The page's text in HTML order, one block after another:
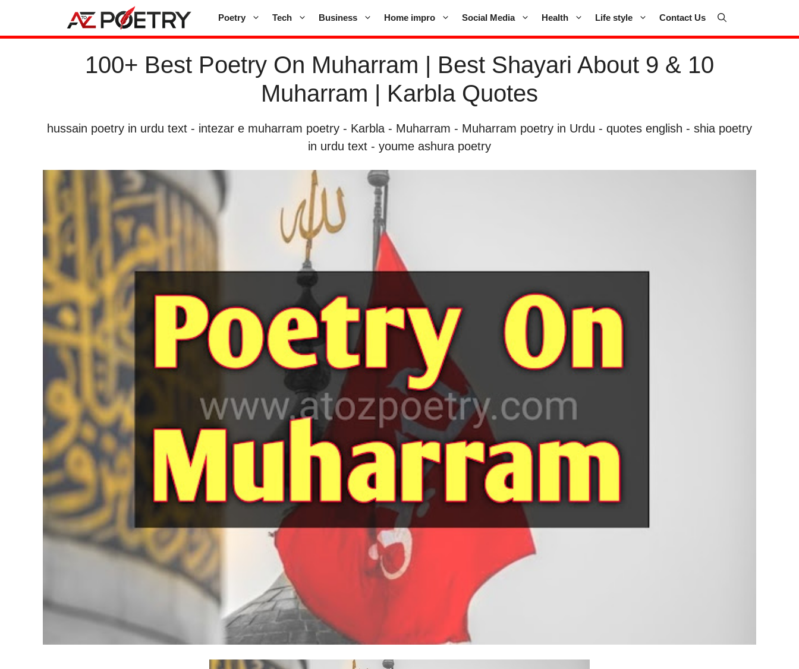
content
Poetry Tech Business Home impro Social Media Health Life style Contact Us
100+ Best Poetry On Muharram | Best Shayari About 9 & 10
Muharram | Karbla Quotes
hussain poetry in urdu text - intezar e muharram poetry - Karbla - Muharram - Muharram poetry in Urdu - quotes english - shia poetry
in urdu text - youme ashura poetry